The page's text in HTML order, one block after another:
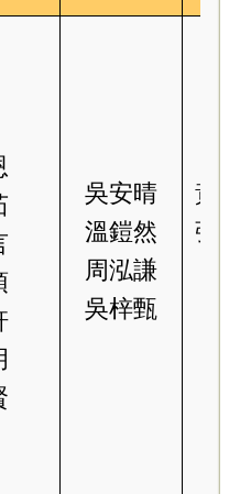
吳安晴
溫鎧然
周泓謙
吳梓甄
黃
張